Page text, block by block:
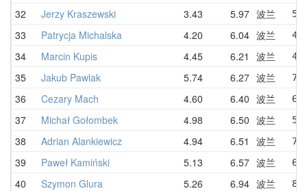
32 Jerzy Kraszewski 3.43 5.97 波兰
33 Patrycja Michalska 4.20 6.04 波兰
34 Marcin Kupis 4.45 6.21 波兰
35 Jakub Pawlak 5.74 6.27 波兰
36 Cezary Mach 4.60 6.40 波兰
37 Michał Gołombek 4.98 6.50 波兰
38 Adrian Alankiewicz 4.94 6.51 波兰
39 Paweł Kamiński 5.13 6.57 波兰
40 Szymon Glura 5.26 6.94 波兰